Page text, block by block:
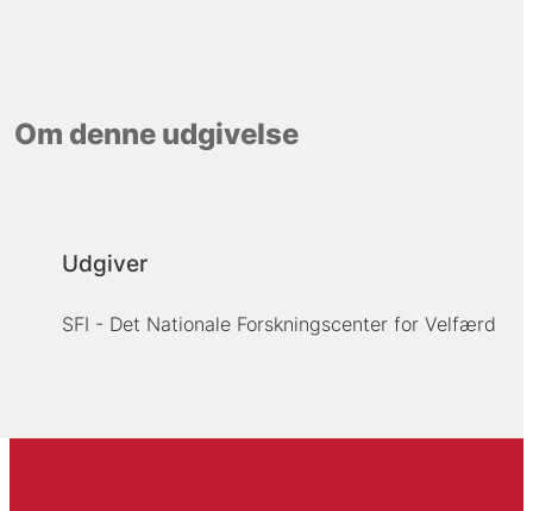
Om denne udgivelse
Udgiver
SFI - Det Nationale Forskningscenter for Velfærd